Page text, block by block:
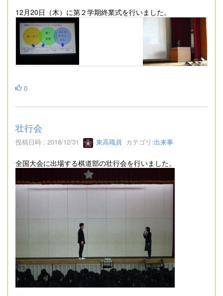
12月20日（木）に第２学期終業式を行いました。
0
壮行会
投稿日時 : 2018/12/31 東高職員 カテゴリ:出来事
全国大会に出場する棋道部の壮行会を行いました。